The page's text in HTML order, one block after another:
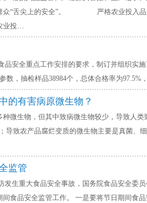
群众“舌尖上的安全”。 严格农业投入品
业投…
重点工作安排的要求，制订并组织实施
数，抽检样品38984个，总体合格率为
的有害病原微生物？
生物，但其中致病微生物较少，导致人类
导致农产品腐烂变质的微生物主要是真菌、
监管
重大食品安全事故，国务院食品安全委
食品安全监管工作。 一是要将节日期间食